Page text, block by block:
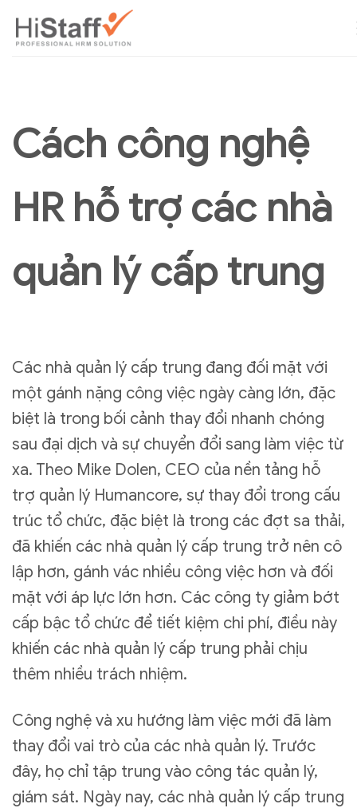
Cách công nghệ
HR hỗ trợ các nhà
quản lý cấp trung
Các nhà quản lý cấp trung đang đối mặt với
một gánh nặng công việc ngày càng lớn, đặc
biệt là trong bối cảnh thay đổi nhanh chóng
sau đại dịch và sự chuyển đổi sang làm việc từ
xa. Theo Mike Dolen, CEO của nền tảng hỗ
trợ quản lý Humancore, sự thay đổi trong cấu
trúc tổ chức, đặc biệt là trong các đợt sa thải,
đã khiến các nhà quản lý cấp trung trở nên cô
lập hơn, gánh vác nhiều công việc hơn và đối
mặt với áp lực lớn hơn. Các công ty giảm bớt
cấp bậc tổ chức để tiết kiệm chi phí, điều này
khiến các nhà quản lý cấp trung phải chịu
thêm nhiều trách nhiệm.
Công nghệ và xu hướng làm việc mới đã làm
thay đổi vai trò của các nhà quản lý. Trước
đây, họ chỉ tập trung vào công tác quản lý,
giám sát. Ngày nay, các nhà quản lý cấp trung